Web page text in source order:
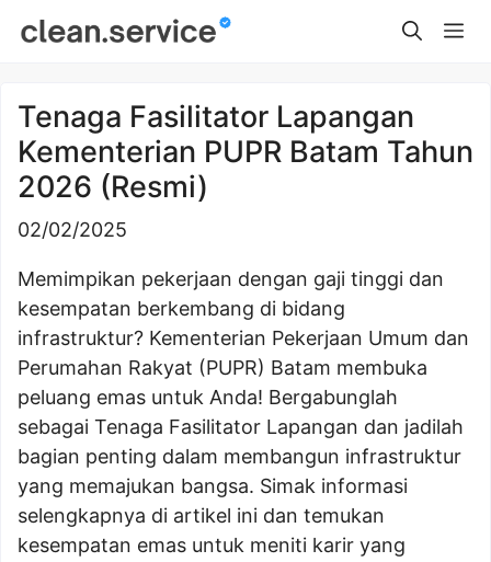
Tenaga Fasilitator Lapangan
Kementerian PUPR Batam Tahun
2026 (Resmi)
02/02/2025
Memimpikan pekerjaan dengan gaji tinggi dan
kesempatan berkembang di bidang
infrastruktur? Kementerian Pekerjaan Umum dan
Perumahan Rakyat (PUPR) Batam membuka
peluang emas untuk Anda! Bergabunglah
sebagai Tenaga Fasilitator Lapangan dan jadilah
bagian penting dalam membangun infrastruktur
yang memajukan bangsa. Simak informasi
selengkapnya di artikel ini dan temukan
kesempatan emas untuk meniti karir yang